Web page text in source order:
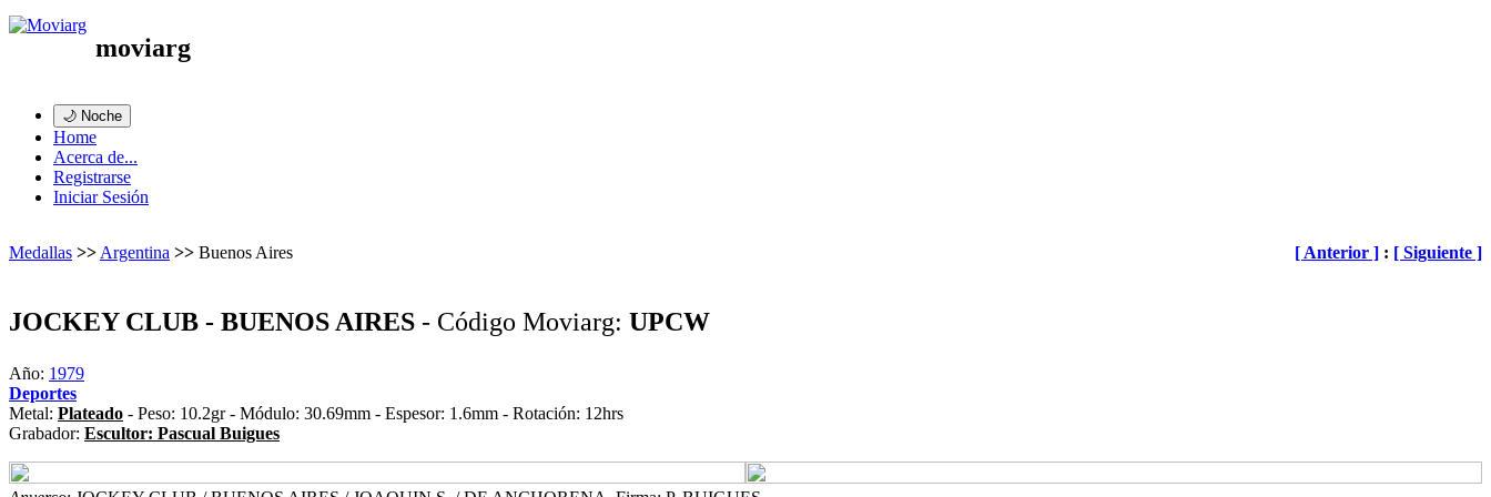
moviarg
🌙 Noche
Home
Acerca de...
Registrarse
Iniciar Sesión
Medallas >> Argentina >> Buenos Aires [ Anterior ] : [ Siguiente ]
JOCKEY CLUB - BUENOS AIRES - Código Moviarg: UPCW
Año: 1979
Deportes
Metal: Plateado - Peso: 10.2gr - Módulo: 30.69mm - Espesor: 1.6mm - Rotación: 12hrs
Grabador: Escultor: Pascual Buigues